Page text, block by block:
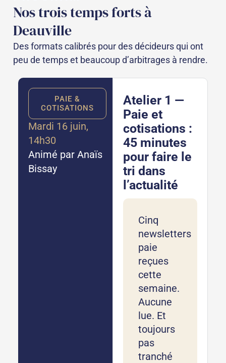
Nos trois temps forts à
Deauville
Des formats calibrés pour des décideurs qui ont
peu de temps et beaucoup d’arbitrages à rendre.
PAIE &
COTISATIONS
Mardi 16 juin,
14h30
Animé par Anaïs
Bissay
Atelier 1 —
Paie et
cotisations :
45 minutes
pour faire le
tri dans
l’actualité
Cinq
newsletters
paie
reçues
cette
semaine.
Aucune
lue. Et
toujours
pas
tranché